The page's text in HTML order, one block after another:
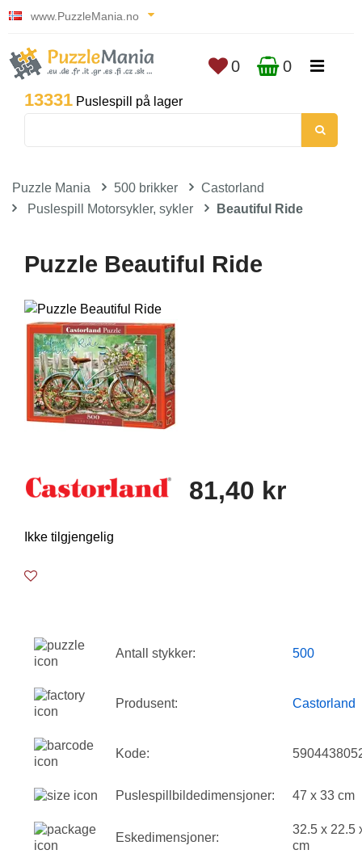
www.PuzzleMania.no
13331 Puslespill på lager
0 0
Puzzle Mania 500 brikker
Castorland
Puslespill Motorsykler, sykler
Beautiful Ride
Puzzle Beautiful Ride
81,40 kr
Ikke tilgjengelig
Antall stykker: 500
Produsent: Castorland
Kode:
Puslespillbildedimensjoner: 47 x 33 cm
Eskedimensjoner:
32.5 x 22.5
cm